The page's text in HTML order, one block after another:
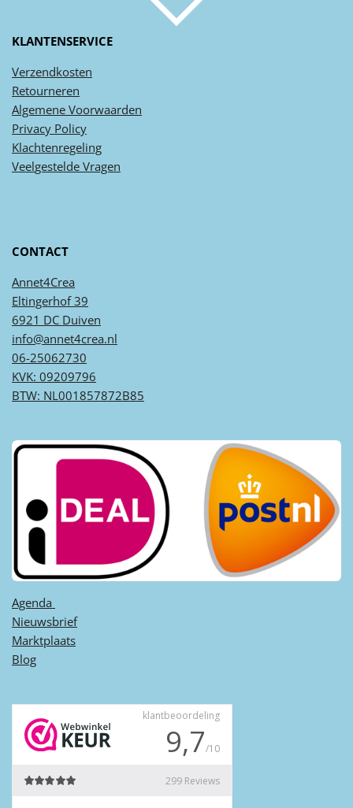
KLANTENSERVICE
Verzendkosten
Retourneren
Algemene Voorwaarden
Privacy Policy
Klachtenregeling
Veelgestelde Vragen
CONTACT
Annet4Crea
Eltingerhof 39
6921 DC Duiven
info@annet4crea.nl
06-25062730
KVK: 09209796
BTW: NL001857872B85
Agenda ​
Nieuwsbrief
Marktplaats
Blog